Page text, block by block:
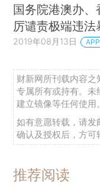
国务院港澳办
厉谴责极端违法
2019年08月13日
财新网所刊载内容之
专属所有或持有。未
建立镜像等任何使用。
如有意愿转载，请发
确认及授权后，方可
推荐阅读